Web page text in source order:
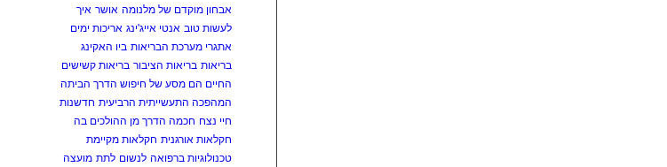
אבחון מוקדם של מלנומה אושר איך
לעשות טוב אנטי אייג'ינג אריכות ימים
אתגרי מערכת הבריאות ביו האקינג
בריאות בריאות הציבור בריאות קשישים
החיים הם מסע של חיפוש הדרך הביתה
המהפכה התעשייתית הרביעית חדשנות
חיי נצח חכמה הדרך מן ההולכים בה
חקלאות אורגנית חקלאות מקיימת
טכנולוגיות ברפואה לנשום לתת מועצה